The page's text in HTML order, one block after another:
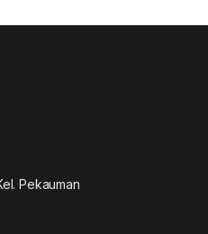
Pekauman